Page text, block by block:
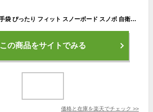
インナー グローブ 手袋 ぴったり フィット スノーボード スノボ 自衛隊グローブ 黒 カーキ ブラック バイク ラウンドスノーボードギア 伸 メンズ レディース 大 小 ブランド ニット 薄手 小物 アクセサリー 温 おしゃれ スキー 丈夫 フリーサイズ S M L XL
この商品をサイトでみる
価格と在庫を楽天でチェック >>